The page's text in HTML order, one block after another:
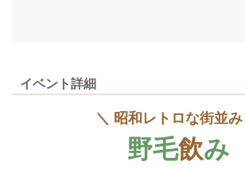
イベント詳細
＼ 昭和レトロな街並み
野毛飲み